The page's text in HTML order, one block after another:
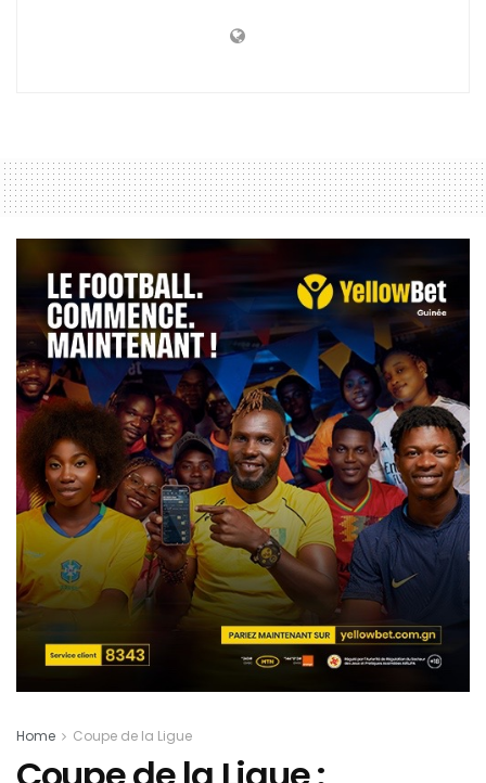
Home Coupe de la Ligue